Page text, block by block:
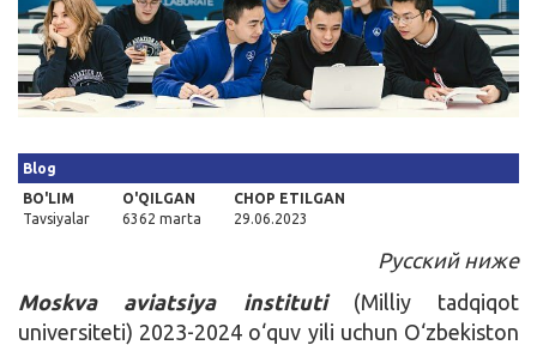
Blog
BO'LIM
Tavsiyalar
O'QILGAN
6362 marta
CHOP ETILGAN
29.06.2023
Русский ниже
Moskva aviatsiya instituti
(Milliy tadqiqot
universiteti) 2023-2024 o‘quv yili uchun O‘zbekiston